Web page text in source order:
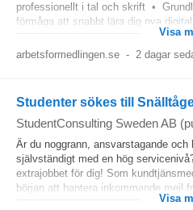
professionellt i tal och skrift •
förmåga att snabbt lära dig nya
Visa
arbetsformedlingen.se - 2 dagar
Studenter sökes till
StudentConsulting Sweden AB
Är du noggrann, ansvarstagande och
självständigt med en hög
extrajobbet för dig! Som
början att hantera inkommande mejl
Visa